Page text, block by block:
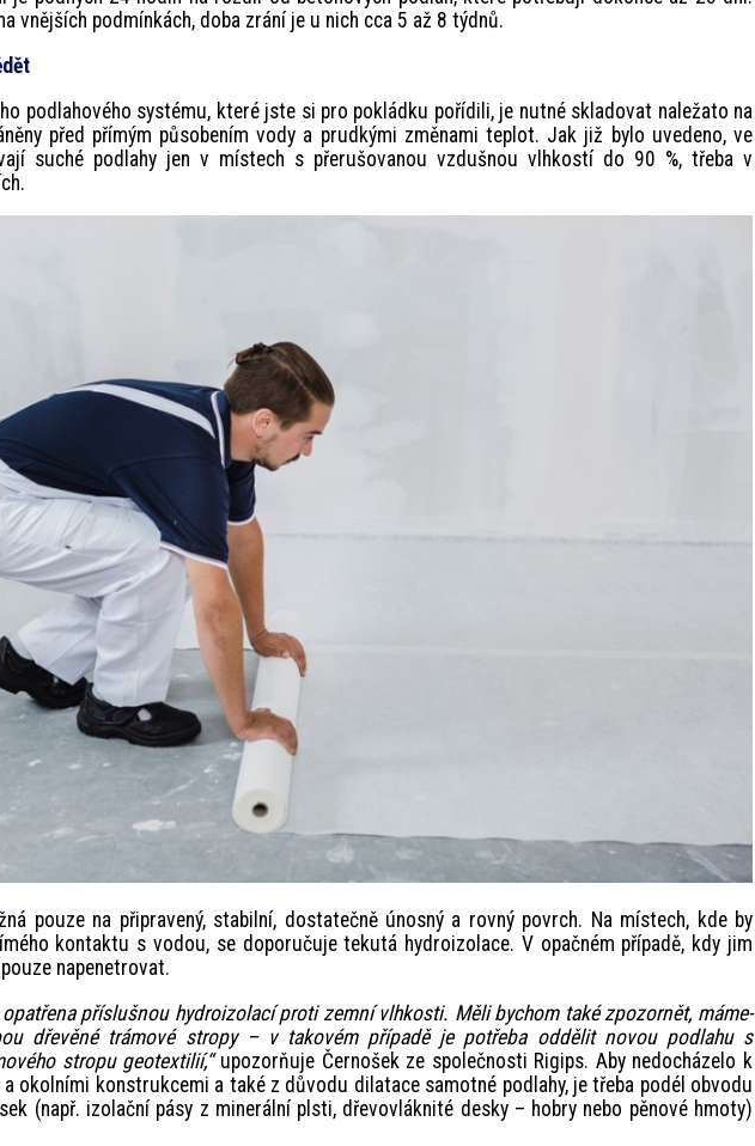
vnějších podmínkách, doba zrání je u nich cca 5 až 8 týdnů.
podlahového systému, které jste si pro pokládku pořídili, je nutné skladovat naležato na
před přímým působením vody a prudkými změnami teplot. Jak již bylo uvedeno, ve
suché podlahy jen v místech s přerušovanou vzdušnou vlhkostí do 90 %, třeba v
pouze na připravený, stabilní, dostatečně únosný a rovný povrch. Na místech, kde by
kontaktu s vodou, se doporučuje tekutá hydroizolace. V opačném případě, kdy jim
napenetrovat.
příslušnou hydroizolací proti zemní vlhkosti. Měli bychom také zpozornět, máme-
dřevěné trámové stropy – v takovém případě je potřeba oddělit novou podlahu s
stropu geotextilií,“upozorňuje Černošek ze společnosti Rigips. Aby nedocházelo k
okolními konstrukcemi a také z důvodu dilatace samotné podlahy, je třeba podél obvodu
(např. izolační pásy z minerální plsti, dřevovláknité desky – hobry nebo pěnové hmoty)